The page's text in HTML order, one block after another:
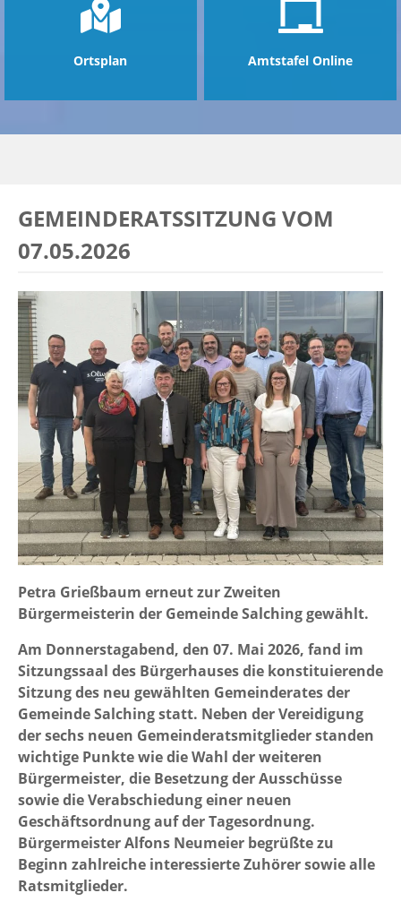
Ortsplan Amtstafel Online
GEMEINDERATSSITZUNG VOM
07.05.2026
Petra Grießbaum erneut zur Zweiten
Bürgermeisterin der Gemeinde Salching gewählt.
Am Donnerstagabend, den 07. Mai 2026, fand im
Sitzungssaal des Bürgerhauses die konstituierende
Sitzung des neu gewählten Gemeinderates der
Gemeinde Salching statt. Neben der Vereidigung
der sechs neuen Gemeinderatsmitglieder standen
wichtige Punkte wie die Wahl der weiteren
Bürgermeister, die Besetzung der Ausschüsse
sowie die Verabschiedung einer neuen
Geschäftsordnung auf der Tagesordnung.
Bürgermeister Alfons Neumeier begrüßte zu
Beginn zahlreiche interessierte Zuhörer sowie alle
Ratsmitglieder.